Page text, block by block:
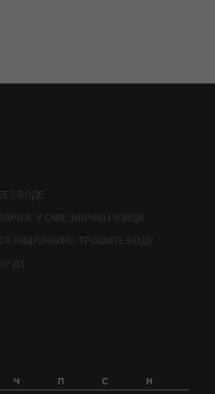
ВОДЕ
У САВЕЗНИЧКОЈ УЛИЦИ
РАЦИОНАЛНО ТРОШИТЕ ВОДУ
Д3
Ч П С Н